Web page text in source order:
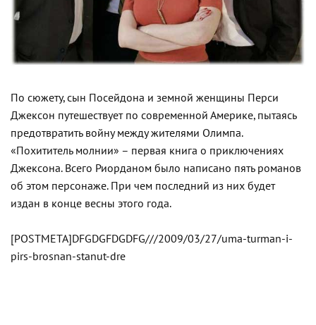
По сюжету, сын Посейдона и земной женщины Перси
Джексон путешествует по современной Америке, пытаясь
предотвратить войну между жителями Олимпа.
«Похититель молнии» – первая книга о приключениях
Джексона. Всего Риорданом было написано пять романов
об этом персонаже. При чем последний из них будет
издан в конце весны этого года.
[POSTMETA]DFGDGFDGDFG///2009/03/27/uma-turman-i-
pirs-brosnan-stanut-dre